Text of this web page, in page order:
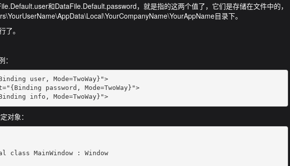
和DataFile.Default.password，就是指的这两个值了，它们是存储在文件中的，
目录下。
了。
user, Mode=TwoWay}">
password, Mode=TwoWay}">
info, Mode=TwoWay}">
对象：
class MainWindow : Window